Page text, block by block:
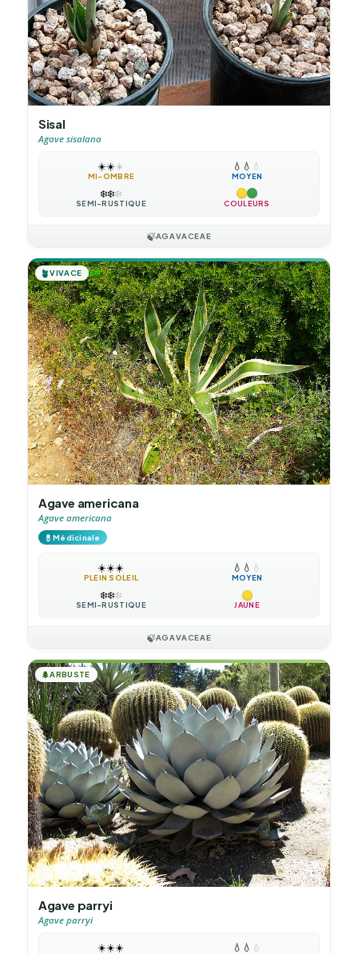
Sisal
Agave sisalana
☀️☀️☀️
MI-OMBRE
💧 💧 💧
MOYEN
❄️❄️❄️
SEMI-RUSTIQUE COULEURS
🍃AGAVACEAE
🪴VIVACE
Agave americana
Agave americana
💊Médicinale
☀️☀️☀️
PLEIN SOLEIL
💧 💧 💧
MOYEN
❄️❄️❄️
SEMI-RUSTIQUE JAUNE
🍃AGAVACEAE
🌲ARBUSTE
Agave parryi
Agave parryi
☀️☀️☀️ 💧 💧 💧